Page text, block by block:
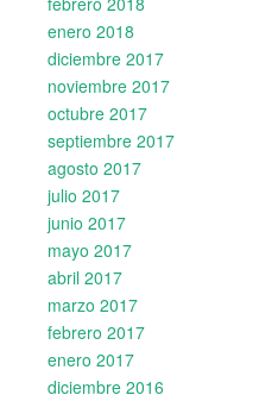
enero 2018
diciembre 2017
noviembre 2017
octubre 2017
septiembre 2017
agosto 2017
julio 2017
junio 2017
mayo 2017
abril 2017
marzo 2017
febrero 2017
enero 2017
diciembre 2016